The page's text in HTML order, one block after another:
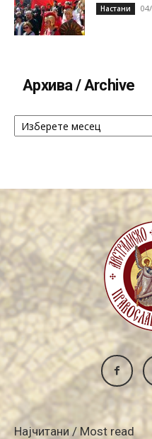
Настани
Архива / Archive
Архива
Најчитани / Most read